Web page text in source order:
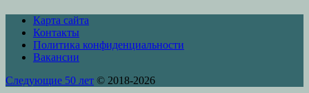
Карта сайта
Контакты
Политика конфиденциальности
Вакансии
Следующие 50 лет © 2018-2026